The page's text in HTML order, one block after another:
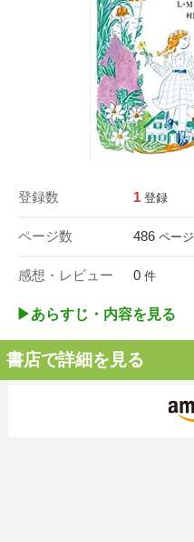
登録数 1 登録
ページ数 486 ページ
感想・レビュー 0 件
▶︎あらすじ・内容を見る
書店で詳細を見る